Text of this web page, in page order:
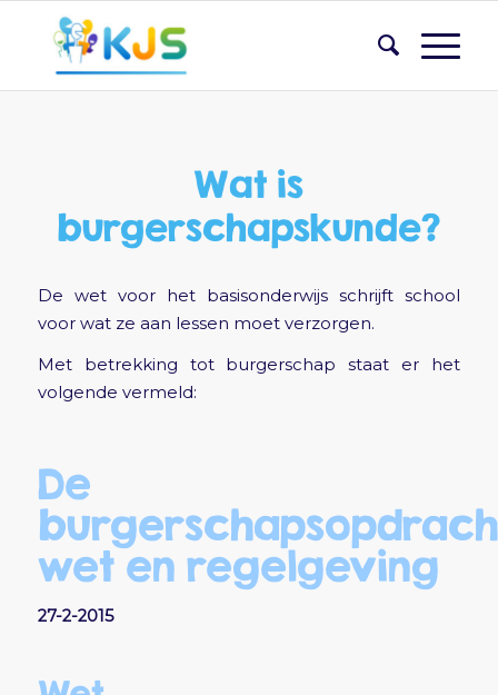
Wat is
burgerschapskunde?
De wet voor het basisonderwijs schrijft school
voor wat ze aan lessen moet verzorgen.
Met betrekking tot burgerschap staat er het
volgende vermeld:
De
wet en regelgeving
27-2-2015